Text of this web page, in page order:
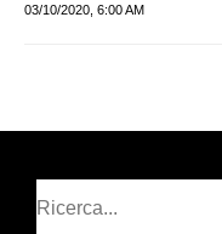
03/10/2020, 6:00 AM